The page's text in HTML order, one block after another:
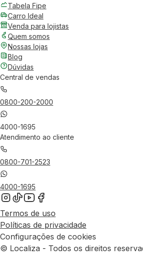
Tabela Fipe
Carro Ideal
Venda para lojistas
Quem somos
Nossas lojas
Blog
Dúvidas
Central de vendas
0800-200-2000
4000-1695
Atendimento ao cliente
0800-701-2523
4000-1695
Termos de uso
Políticas de privacidade
Configurações de cookies
© Localiza - Todos os direitos